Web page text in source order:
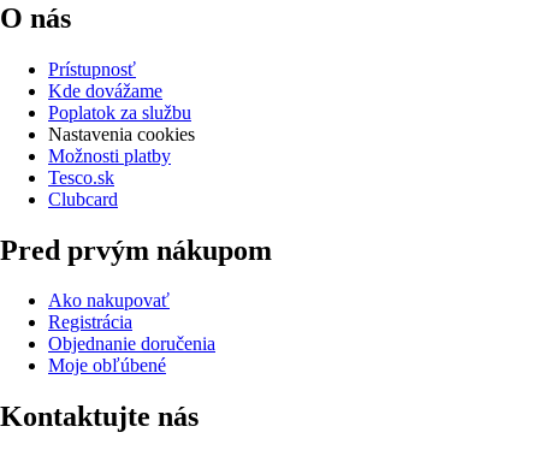
O nás
Prístupnosť
Kde dovážame
Poplatok za službu
Nastavenia cookies
Možnosti platby
Tesco.sk
Clubcard
Pred prvým nákupom
Ako nakupovať
Registrácia
Objednanie doručenia
Moje obľúbené
Kontaktujte nás